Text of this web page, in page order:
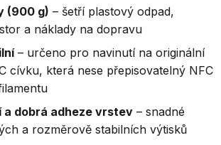
(900 g) – šetří plastový odpad,
a náklady na dopravu
– určeno pro navinutí na originální
cívku, která nese přepisovatelný NFC
a dobrá adheze vrstev – snadné
a rozměrově stabilních výtisků